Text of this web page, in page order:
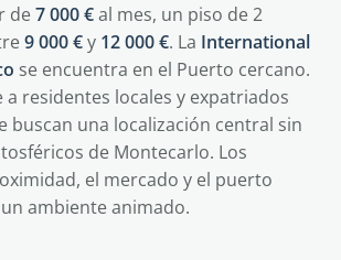
de7 000 €al mes, un piso de 2
9 000 €y 12 000 €. La International
se encuentra en el Puerto cercano.
residentes locales y expatriados
buscan una localización central sin
de Montecarlo. Los
el mercado y el puerto
ambiente animado.